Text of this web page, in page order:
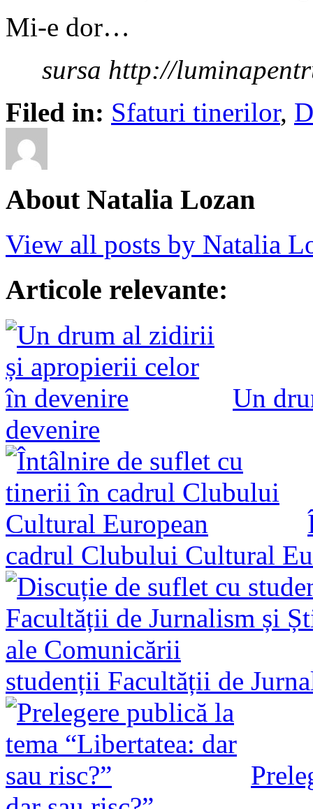
Mi-e dor…
sursa http://
Filed in: Sfaturi tinerilor,
About Natalia Lozan
View all posts by Natalia
Articole relevante:
Un
devenire
cadrul Clubului Cultural
studenții Facultății de